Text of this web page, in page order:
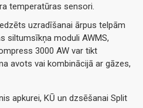
temperatūras sensori.
uzradīšanai ārpus telpām
siltumsīkņa moduli AWMS,
3000 AW var tikt
avots vai kombinācijā ar gāzes,
apkurei, KŪ un dzsēšanai Split